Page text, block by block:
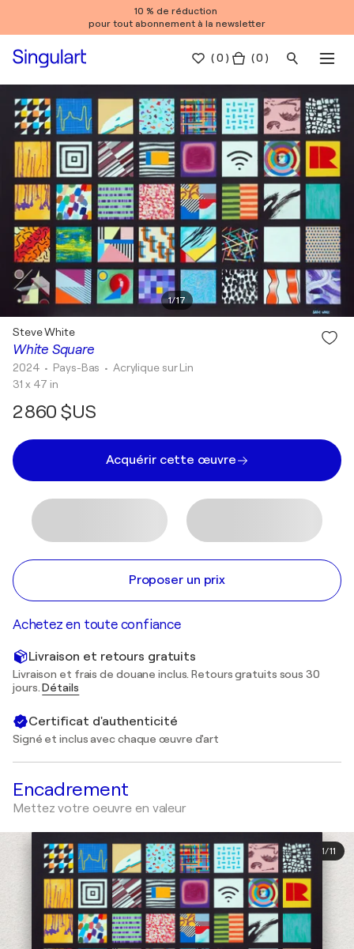
10 % de réduction
pour tout abonnement à la newsletter
(0 ) ( 0 )
1/17
White Square
Steve White
2024 • Pays-Bas • Acrylique sur Lin
31 x 47 in
2 860 $US
Acquérir cette œuvre
Proposer un prix
Achetez en toute confiance
Livraison et retours gratuits
Livraison et frais de douane inclus. Retours gratuits sous 30
jours.Détails
Certificat d'authenticité
Signé et inclus avec chaque œuvre d'art
Encadrement
Mettez votre oeuvre en valeur
1/11